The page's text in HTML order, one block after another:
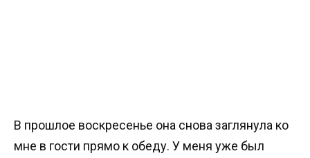
В прошлое воскресенье она снова заглянула ко
мне в гости прямо к обеду. У меня уже был